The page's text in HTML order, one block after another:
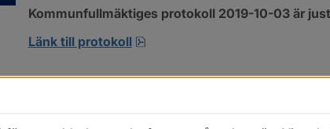
Kommunfullmäktiges protokoll 2019-10-03 är
Länk till protokoll
pdf, 309.7 kB, öppnas i nytt